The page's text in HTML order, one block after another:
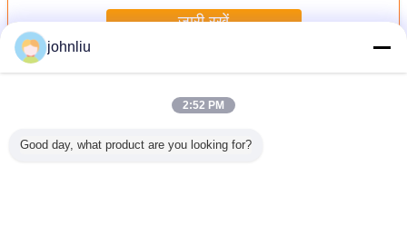
जारी रखें
अधिकसजावटी लकड़ी के मोल्डिंग
johnliu
2:52 PM
Good day, what product are you looking for?